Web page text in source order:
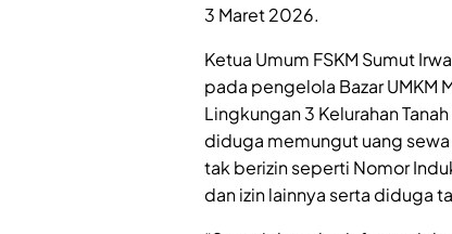
3 Maret 2026.
Ketua Umum FSKM Sumut
pada pengelola Bazar UMKM
Lingkungan 3 Kelurahan
diduga memungut uang
tak berizin seperti Nomor
dan izin lainnya serta diduga